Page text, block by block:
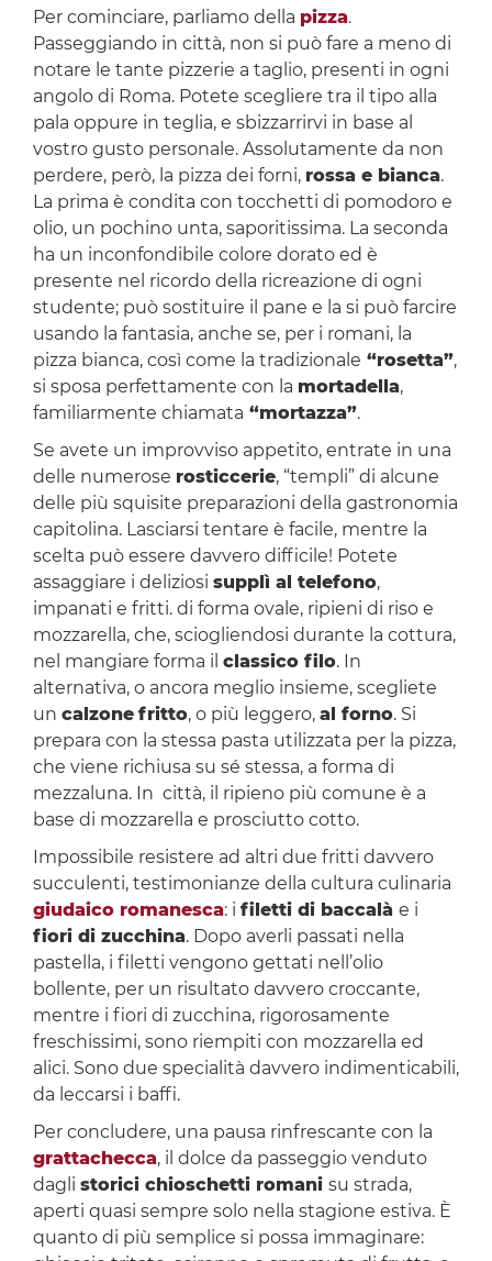
Per cominciare, parliamo della pizza.
Passeggiando in città, non si può fare a meno di
notare le tante pizzerie a taglio, presenti in ogni
angolo di Roma. Potete scegliere tra il tipo alla
pala oppure in teglia, e sbizzarrirvi in base al
vostro gusto personale. Assolutamente da non
perdere, però, la pizza dei forni, rossa e bianca.
La prima è condita con tocchetti di pomodoro e
olio, un pochino unta, saporitissima. La seconda
ha un inconfondibile colore dorato ed è
presente nel ricordo della ricreazione di ogni
studente; può sostituire il pane e la si può farcire
usando la fantasia, anche se, per i romani, la
pizza bianca, così come la tradizionale “rosetta”,
si sposa perfettamente con la mortadella,
familiarmente chiamata “mortazza”.
Se avete un improvviso appetito, entrate in una
delle numerose rosticcerie, “templi” di alcune
delle più squisite preparazioni della gastronomia
capitolina. Lasciarsi tentare è facile, mentre la
scelta può essere davvero difficile! Potete
assaggiare i deliziosi supplì al telefono,
impanati e fritti. di forma ovale, ripieni di riso e
mozzarella, che, sciogliendosi durante la cottura,
nel mangiare forma il classico filo. In
alternativa, o ancora meglio insieme, scegliete
un calzone fritto, o più leggero, al forno. Si
prepara con la stessa pasta utilizzata per la pizza,
che viene richiusa su sé stessa, a forma di
mezzaluna. In città, il ripieno più comune è a
base di mozzarella e prosciutto cotto.
Impossibile resistere ad altri due fritti davvero
succulenti, testimonianze della cultura culinaria
giudaico romanesca: i filetti di baccalà e i
fiori di zucchina. Dopo averli passati nella
pastella, i filetti vengono gettati nell’olio
bollente, per un risultato davvero croccante,
mentre i fiori di zucchina, rigorosamente
freschissimi, sono riempiti con mozzarella ed
alici. Sono due specialità davvero indimenticabili,
da leccarsi i baffi.
Per concludere, una pausa rinfrescante con la
grattachecca, il dolce da passeggio venduto
dagli storici chioschetti romani su strada,
aperti quasi sempre solo nella stagione estiva. È
quanto di più semplice si possa immaginare: